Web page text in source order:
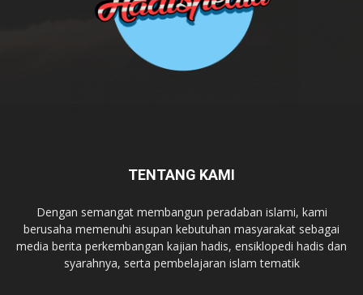
TENTANG KAMI
Dengan semangat membangun peradaban islami, kami
berusaha memenuhi asupan kebutuhan masyarakat sebagai
media berita perkembangan kajian hadis, ensiklopedi hadis dan
syarahnya, serta pembelajaran islam tematik